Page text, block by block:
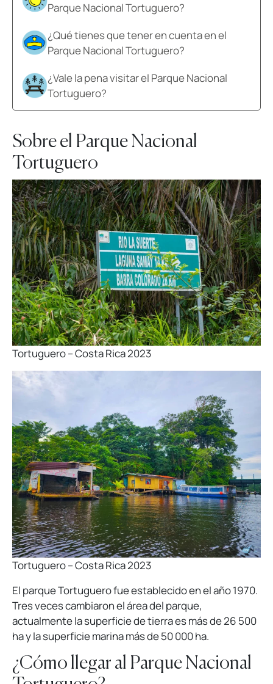
Parque Nacional Tortuguero?
¿Qué tienes que tener en cuenta en el
Parque Nacional Tortuguero?
¿Vale la pena visitar el Parque Nacional
Tortuguero?
Sobre el Parque Nacional
Tortuguero
Tortuguero – Costa Rica 2023
Tortuguero – Costa Rica 2023
El parque Tortuguero fue establecido en el año 1970.
Tres veces cambiaron el área del parque,
actualmente la superficie de tierra es más de 26 500
ha y la superficie marina más de 50 000 ha.
¿Cómo llegar al Parque Nacional